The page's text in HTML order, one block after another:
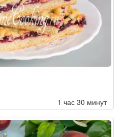
1 час 30 минут